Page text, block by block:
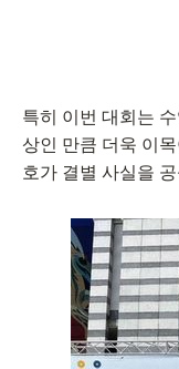
특히 이번 대회는
상인 만큼 더욱 이
호가 결별 사실을